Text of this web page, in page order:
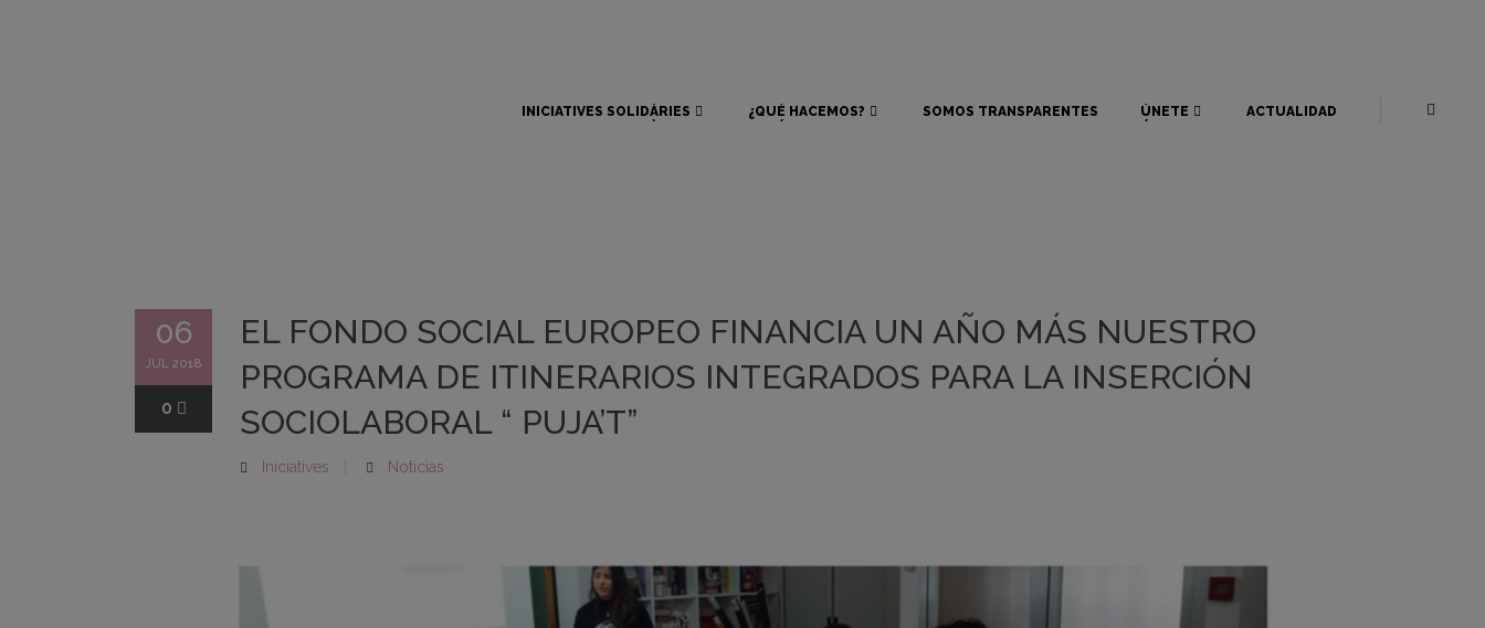
INICIATIVES SOLIDÀRIES
¿QUÉ HACEMOS?
SOMOS TRANSPARENTES
ÚNETE
ACTUALIDAD
06
JUL 2018
0
EL FONDO SOCIAL EUROPEO FINANCIA UN AÑO MÁS NUESTRO
PROGRAMA DE ITINERARIOS INTEGRADOS PARA LA INSERCIÓN
SOCIOLABORAL “ PUJA’T”
Iniciatives Noticias